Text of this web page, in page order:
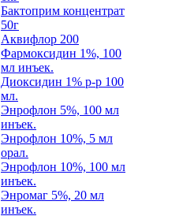
Бактоприм концентрат
50г
Аквифлор 200
Фармоксидин 1%, 100
мл инъек.
Диоксидин 1% р-р 100
мл.
Энрофлон 5%, 100 мл
инъек.
Энрофлон 10%, 5 мл
орал.
Энрофлон 10%, 100 мл
инъек.
Энромаг 5%, 20 мл
инъек.